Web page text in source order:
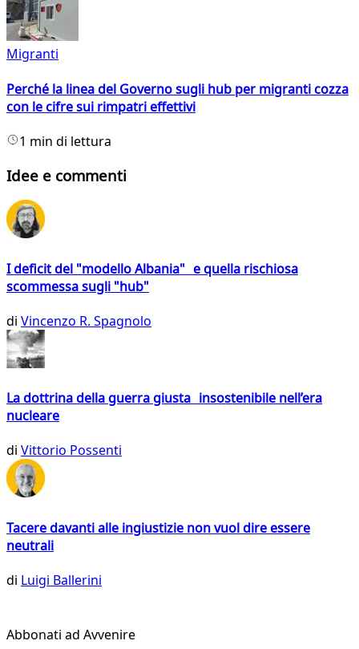
Migranti
Perché la linea del Governo sugli hub per migranti cozza
con le cifre sui rimpatri effettivi
1 min di lettura
Idee e commenti
I deficit del "modello Albania" e quella rischiosa
scommessa sugli "hub"
di Vincenzo R. Spagnolo
La dottrina della guerra giusta insostenibile nell’era
nucleare
di Vittorio Possenti
Tacere davanti alle ingiustizie non vuol dire essere
neutrali
di Luigi Ballerini
Abbonati ad Avvenire